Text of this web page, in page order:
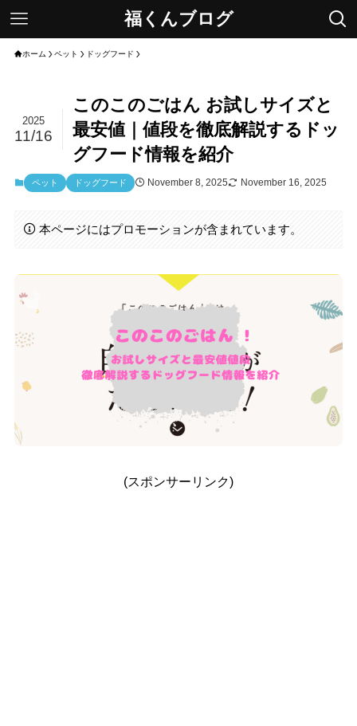
福くんブログ
ホーム ペット ドッグフード
このこのごはん お試しサイズと
最安値｜値段を徹底解説するドッ
グフード情報を紹介
2025
11/16
ペット ドッグフード November 8, 2025 November 16, 2025
本ページにはプロモーションが含まれています。
(スポンサーリンク)